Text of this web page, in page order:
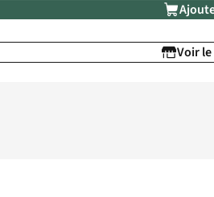
Voir